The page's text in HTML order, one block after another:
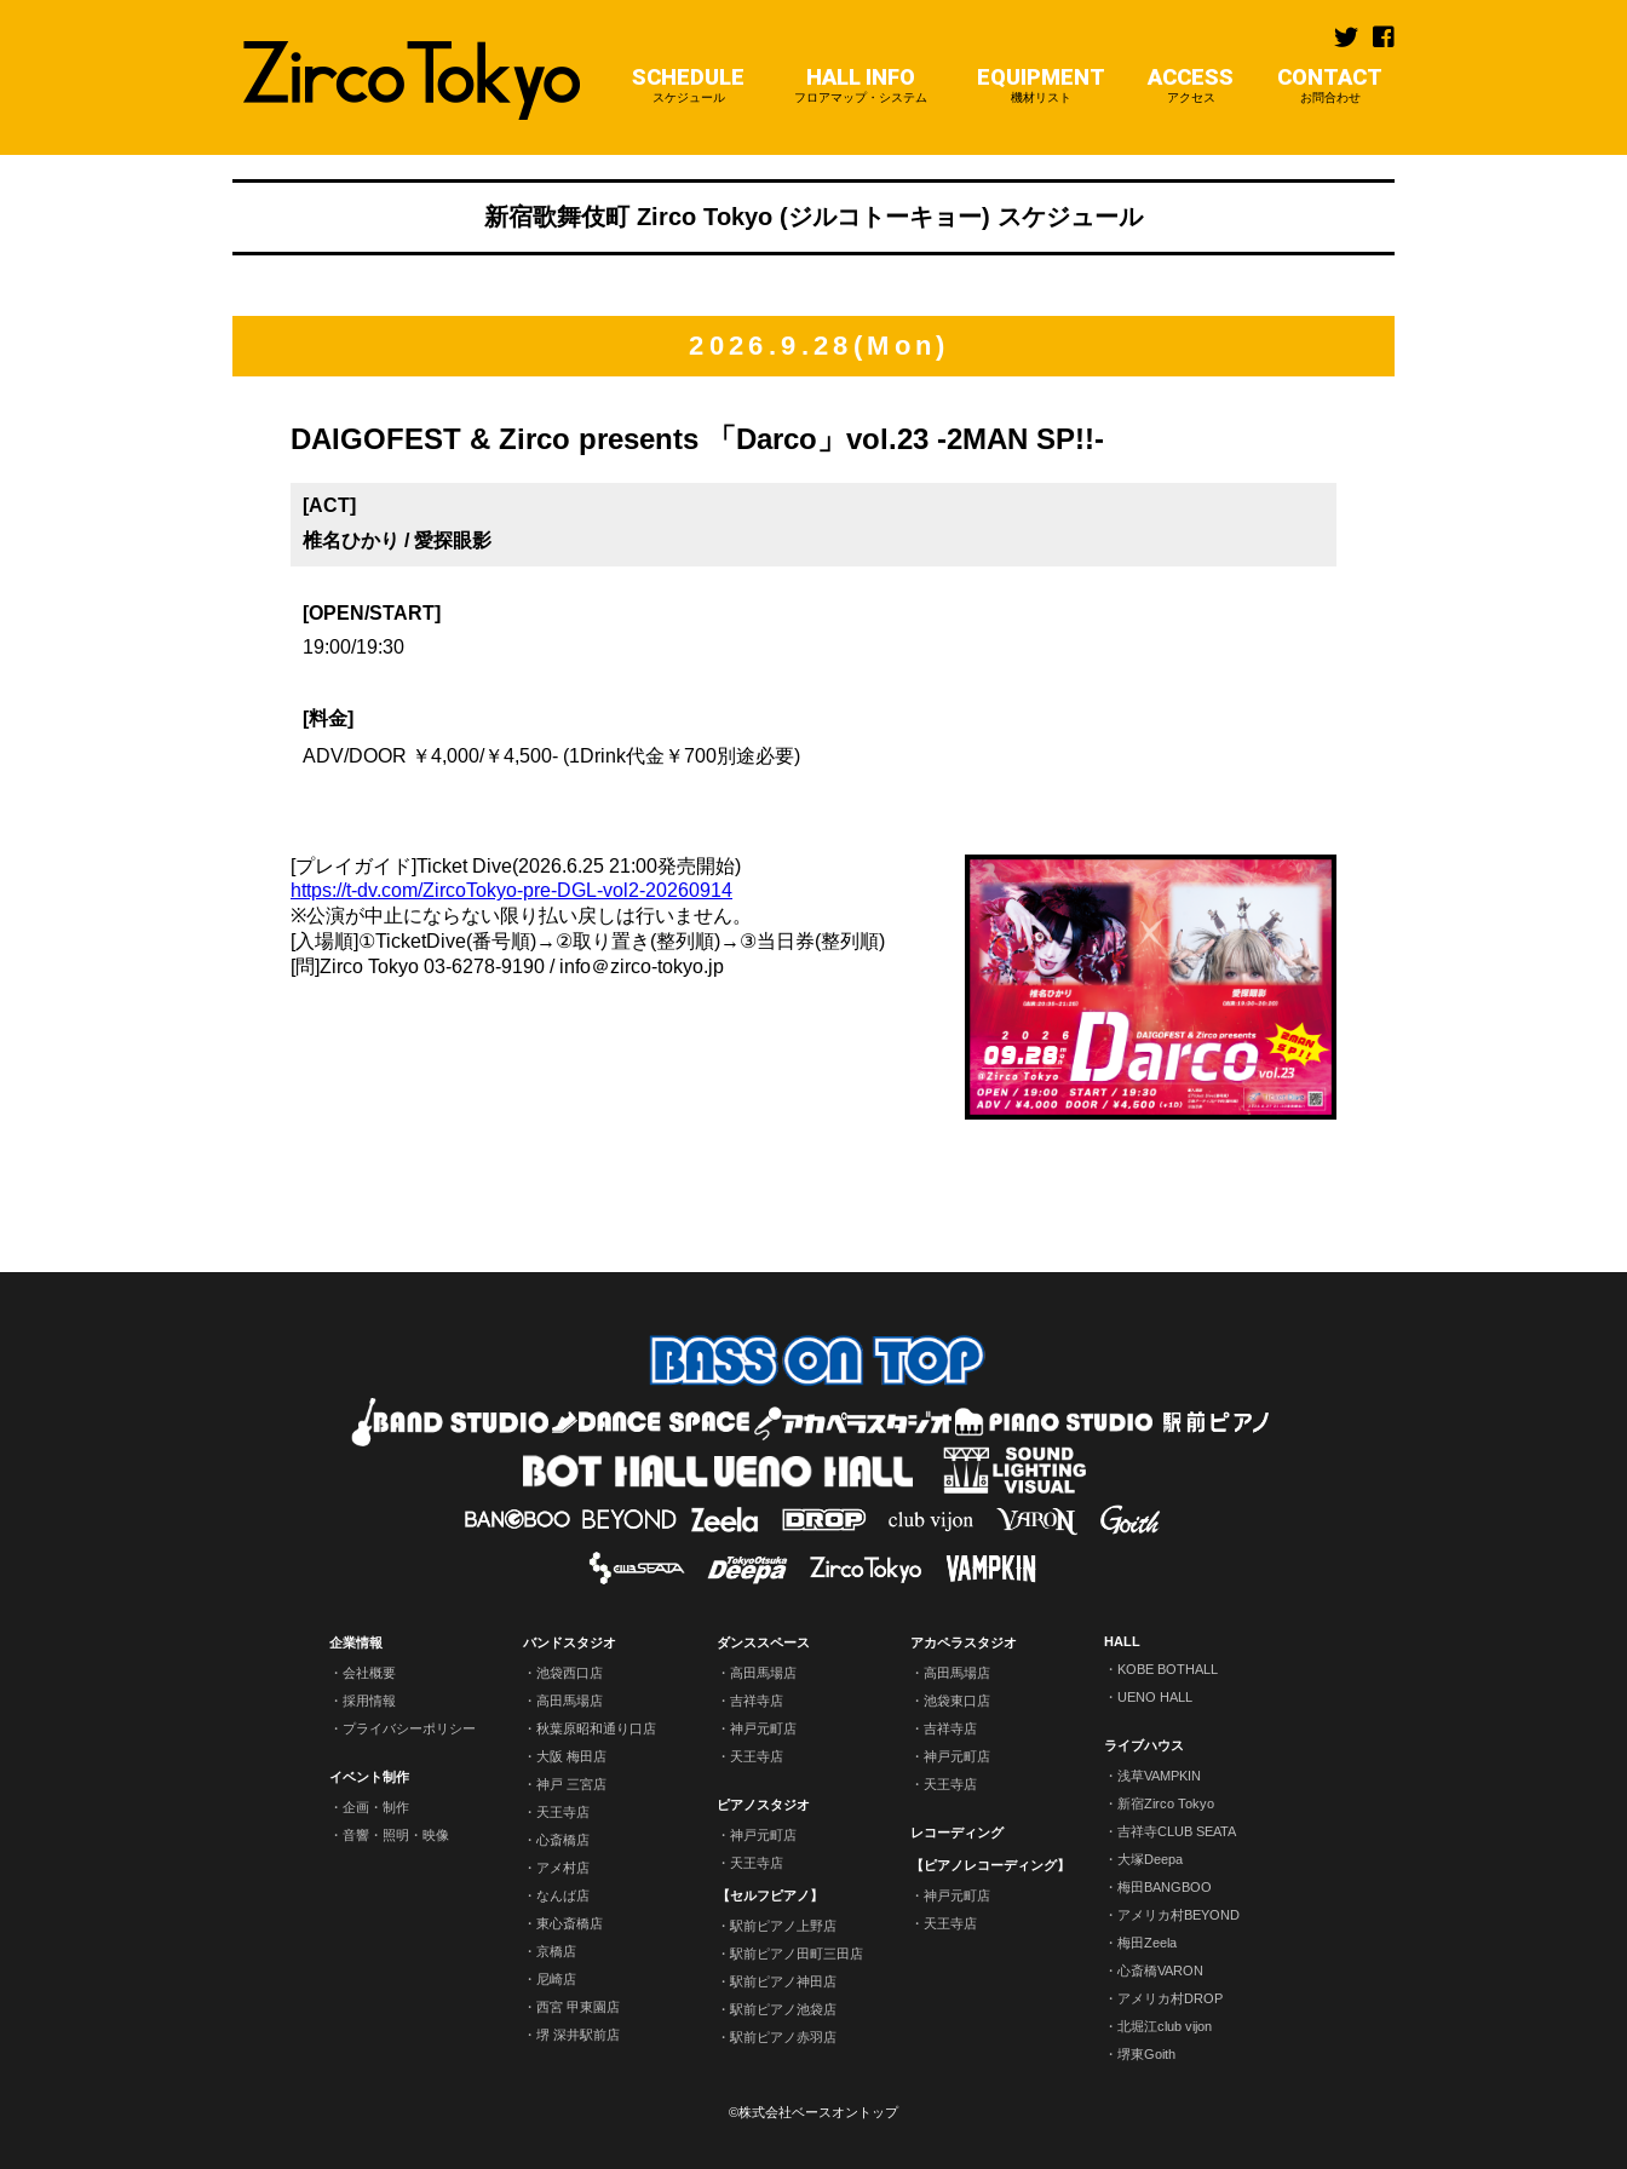
SCHEDULE
スケジュール
HALL INFO
フロアマップ・システム
EQUIPMENT
機材リスト
ACCESS
アクセス
CONTACT
お問合わせ
新宿歌舞伎町 Zirco Tokyo (ジルコトーキョー) スケジュール
2026.9.28(Mon)
DAIGOFEST & Zirco presents 「Darco」vol.23 -2MAN SP!!-
[ACT]
椎名ひかり / 愛探眼影
[OPEN/START]
19:00/19:30
[料金]
ADV/DOOR ￥4,000/￥4,500- (1Drink代金￥700別途必要)
[プレイガイド]Ticket Dive(2026.6.25 21:00発売開始)
https://t-dv.com/ZircoTokyo-pre-DGL-vol2-20260914
※公演が中止にならない限り払い戻しは行いません。
[入場順]①TicketDive(番号順)→②取り置き(整列順)→③当日券(整列順)
[問]Zirco Tokyo 03-6278-9190 / info＠zirco-tokyo.jp
企業情報
会社概要
採用情報
プライバシーポリシー
イベント制作
企画・制作
音響・照明・映像
バンドスタジオ
池袋西口店
高田馬場店
秋葉原昭和通り口店
大阪 梅田店
神戸 三宮店
天王寺店
心斎橋店
アメ村店
なんば店
東心斎橋店
京橋店
尼崎店
西宮 甲東園店
堺 深井駅前店
ダンススペース
高田馬場店
吉祥寺店
神戸元町店
天王寺店
ピアノスタジオ
神戸元町店
天王寺店
【セルフピアノ】
駅前ピアノ上野店
駅前ピアノ田町三田店
駅前ピアノ神田店
駅前ピアノ池袋店
駅前ピアノ赤羽店
アカペラスタジオ
高田馬場店
池袋東口店
吉祥寺店
神戸元町店
天王寺店
レコーディング
【ピアノレコーディング】
神戸元町店
天王寺店
HALL
KOBE BOTHALL
UENO HALL
ライブハウス
浅草VAMPKIN
新宿Zirco Tokyo
吉祥寺CLUB SEATA
大塚Deepa
梅田BANGBOO
アメリカ村BEYOND
梅田Zeela
心斎橋VARON
アメリカ村DROP
北堀江club vijon
堺東Goith
©株式会社ベースオントップ